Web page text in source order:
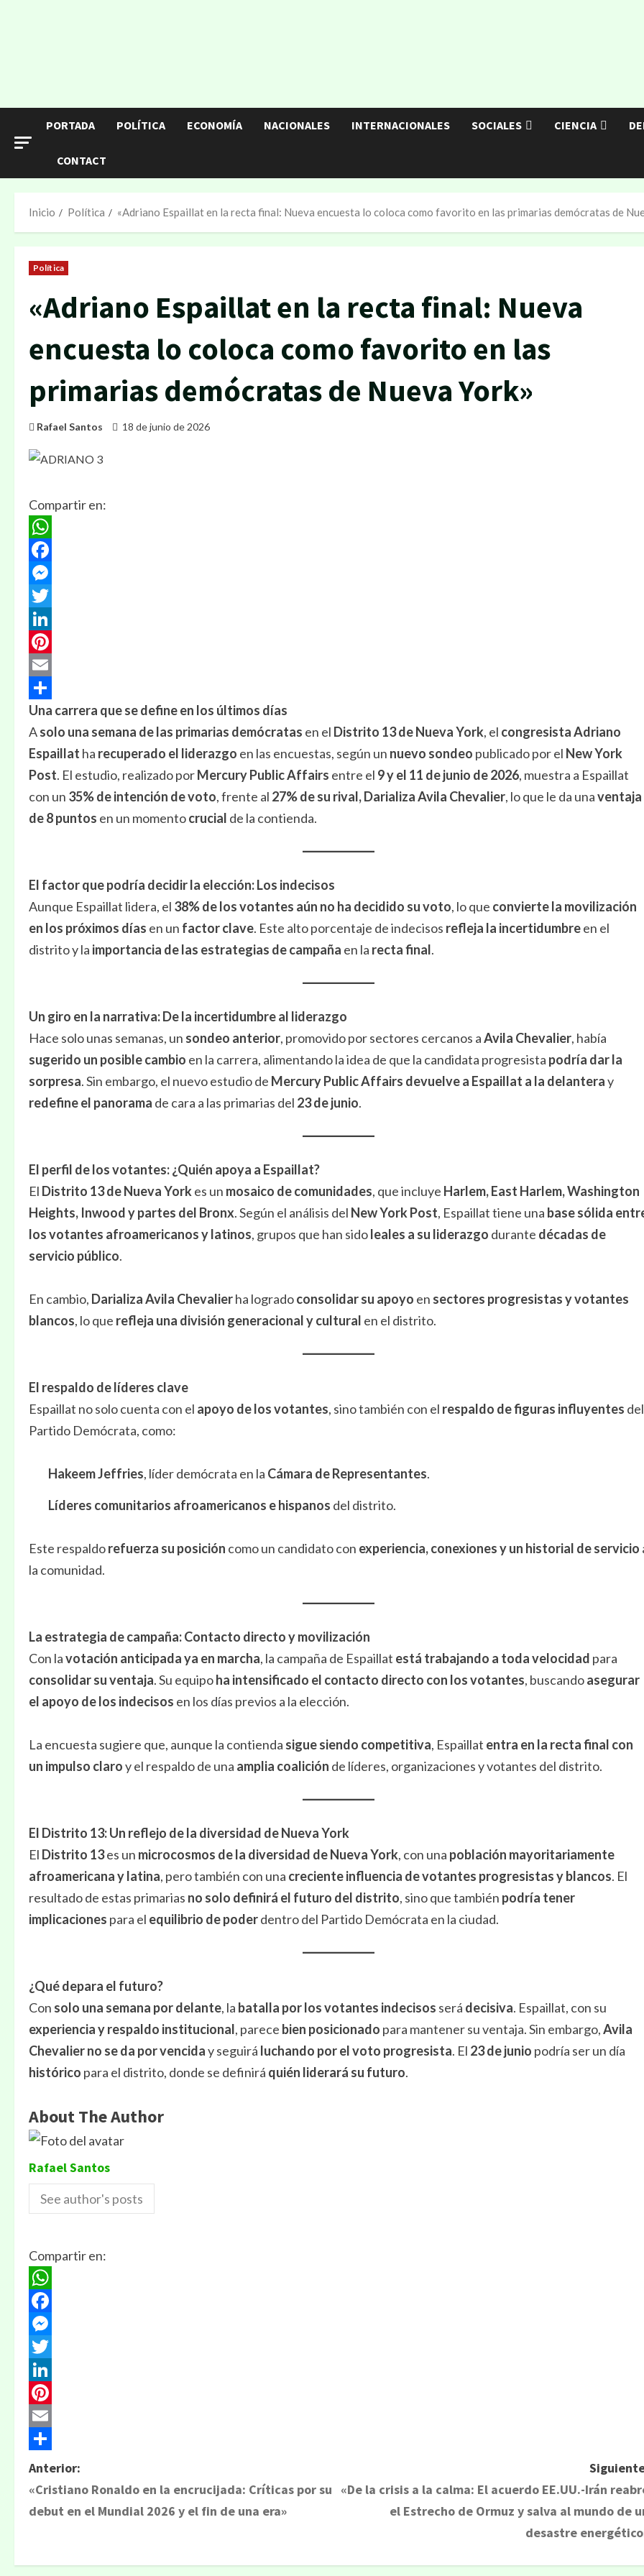
PORTADA POLÍTICA ECONOMÍA NACIONALES INTERNACIONALES SOCIALES CIENCIA
CONTACT
Inicio Política «Adriano Espaillat en la recta final: Nueva encuesta lo coloca como favorito en las primarias demócratas de
Política
«Adriano Espaillat en la recta final: Nueva
encuesta lo coloca como favorito en las
primarias demócratas de Nueva York»
Rafael Santos 18 de junio de 2026
Compartir en:
WhatsApp
Facebook
Messenger
Twitter
LinkedIn
Pinterest
Email
Compartir
Una carrera que se define en los últimos días
Asolo una semana de las primarias demócratas en el Distrito 13 de Nueva York, el congresista Adriano
Espaillat ha recuperado el liderazgo en las encuestas, según un nuevo sondeo publicado por el New York
Post. El estudio, realizado porMercury Public Affairs entre el 9 y el 11 de junio de 2026, muestra a Espaillat
con un 35% de intención de voto, frente al 27% de su rival, Darializa Avila Chevalier, lo que le da unaventaja
de 8 puntos en un momentocrucial de la contienda.
El factor que podría decidir la elección: Los indecisos
Aunque Espaillat lidera, el 38% de los votantes aún no ha decidido su voto, lo que convierte la movilización
en los próximos días en un factor clave. Este alto porcentaje de indecisos refleja la incertidumbreen el
distrito y la importancia de las estrategias de campaña en la recta final.
Un giro en la narrativa: De la incertidumbre al liderazgo
Hace solo unas semanas, un sondeo anterior, promovido por sectores cercanos aAvila Chevalier, había
sugerido un posible cambio en la carrera, alimentando la idea de que la candidata progresista podría dar la
sorpresa. Sin embargo, el nuevo estudio de Mercury Public Affairs devuelve a Espaillat a la delanteray
redefine el panorama de cara a las primarias del 23 de junio.
El perfil de los votantes: ¿Quién apoya a Espaillat?
El Distrito 13 de Nueva Yorkes un mosaico de comunidades, que incluye Harlem, East Harlem, Washington
Heights, Inwood y partes del Bronx. Según el análisis del New York Post, Espaillat tiene una base sólida
los votantes afroamericanos y latinos, grupos que han sidoleales a su liderazgo durante décadas de
servicio público.
En cambio, Darializa Avila Chevalierha logradoconsolidar su apoyo en sectores progresistas y votantes
blancos, lo que refleja una división generacional y cultural en el distrito.
El respaldo de líderes clave
Espaillat no solo cuenta con el apoyo de los votantes, sino también con el respaldo de figuras influyentes del
Partido Demócrata, como:
Hakeem Jeffries, líder demócrata en la Cámara de Representantes.
Líderes comunitarios afroamericanos e hispanos del distrito.
Este respaldorefuerza su posición como un candidato con experiencia, conexiones y un historial de servicio
la comunidad.
La estrategia de campaña: Contacto directo y movilización
Con lavotación anticipada ya en marcha, la campaña de Espaillat está trabajando a toda velocidad para
consolidar su ventaja. Su equipoha intensificado el contacto directo con los votantes, buscandoasegurar
el apoyo de los indecisos en los días previos a la elección.
La encuesta sugiere que, aunque la contienda sigue siendo competitiva, Espaillat entra en la recta final con
un impulso claroy el respaldo de una amplia coalición de líderes, organizaciones y votantes del distrito.
El Distrito 13: Un reflejo de la diversidad de Nueva York
El Distrito 13es un microcosmos de la diversidad de Nueva York, con una población mayoritariamente
afroamericana y latina, pero también con una creciente influencia de votantes progresistas y blancos. El
resultado de estas primarias no solo definirá el futuro del distrito, sino que también podría tener
implicaciones para el equilibrio de poderdentro del Partido Demócrata en la ciudad.
¿Qué depara el futuro?
Con solo una semana por delante, la batalla por los votantes indecisos será decisiva. Espaillat, con su
experiencia y respaldo institucional, parece bien posicionado para mantener su ventaja. Sin embargo,Avila
Chevalier no se da por venciday seguirá luchando por el voto progresista. El 23 de junio podría ser un día
histórico para el distrito, donde se definirá quién liderará su futuro.
About The Author
Rafael Santos
See author's posts
Compartir en:
WhatsApp
Facebook
Messenger
Twitter
LinkedIn
Pinterest
Email
Compartir
Anterior:
«Cristiano Ronaldo en la encrucijada: Críticas por su
debut en el Mundial 2026 y el fin de una era»
«De la crisis a la calma: El acuerdo EE.UU.-Irán
el Estrecho de Ormuz y salva al mundo de
desastre